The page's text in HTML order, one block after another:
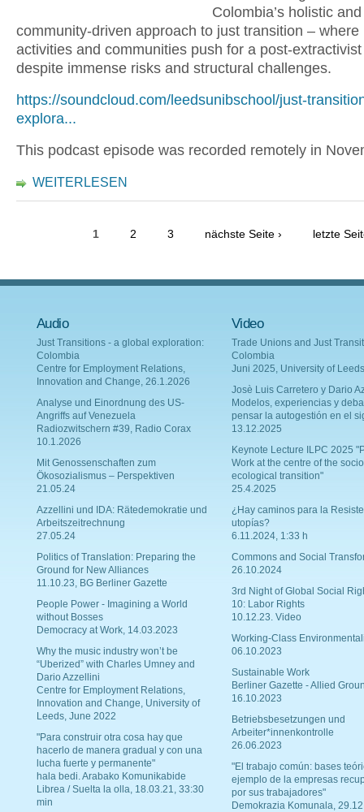
Colombia’s holistic and
community-driven approach to just transition – where
activities and communities push for a post-
despite immense risks and structural challenges.
https://soundcloud.com/leedsunibschool/just-
explora...
This podcast episode was recorded remotely in
WEITERLESEN
1 2 3 nächste Seite › letzte
Audio
Just Transitions - a global exploration:
Colombia
Centre for Employment Relations,
Innovation and Change, 26.1.2026
Analyse und Einordnung des US-
Angriffs auf Venezuela
Radiozwitschern #39, Radio Corax
10.1.2026
Mit Genossenschaften zum
Ökosozialismus – Perspektiven
21.05.24
Azzellini und IDA: Rätedemokratie und
Arbeitszeitrechnung
27.05.24
Politics of Translation: Preparing the
Ground for New Alliances
11.10.23, BG Berliner Gazette
People Power - Imagining a World
without Bosses
Democracy at Work, 14.03.2023
Why the music industry won’t be
“Uberized” with Charles Umney and
Dario Azzellini
Centre for Employment Relations,
Innovation and Change, University of
Leeds, June 2022
"Para construir otra cosa hay que
hacerlo de manera gradual y con una
lucha fuerte y permanente"
hala bedi. Arabako Komunikabide
Librea / Suelta la olla, 18.03.21, 33:30
min
Video
Trade Unions and Just
Colombia
Juni 2025, University of Leeds
Josè Luis Carretero y Dario
Modelos, experiencias y
pensar la autogestión en el
13.12.2025
Keynote Lecture ILPC 2025
Work at the centre of the
ecological transition"
25.4.2025
¿Hay caminos para la
utopías?
6.11.2024, 1:33 h
Commons and Social
26.10.2024
3rd Night of Global Social
10: Labor Rights
10.12.23. Video
Working-Class
06.10.2023
Sustainable Work
Berliner Gazette - Allied
16.10.2023
Betriebsbesetzungen und
Arbeiter*innenkontrolle
26.06.2023
"El trabajo común: bases
ejemplo de la empresas
por sus trabajadores"
Demokrazia Komunala,